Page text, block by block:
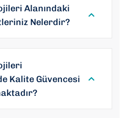
Alanındaki
Nelerdir?
Kalite Güvencesi